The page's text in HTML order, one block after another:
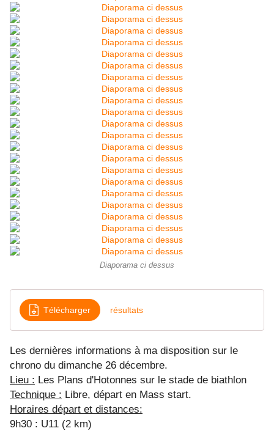
Diaporama ci dessus
Télécharger résultats
Les dernières informations à ma disposition sur le
chrono du dimanche 26 décembre.
Lieu : Les Plans d'Hotonnes sur le stade de biathlon
Technique : Libre, départ en Mass start.
Horaires départ et distances:
9h30 : U11 (2 km)